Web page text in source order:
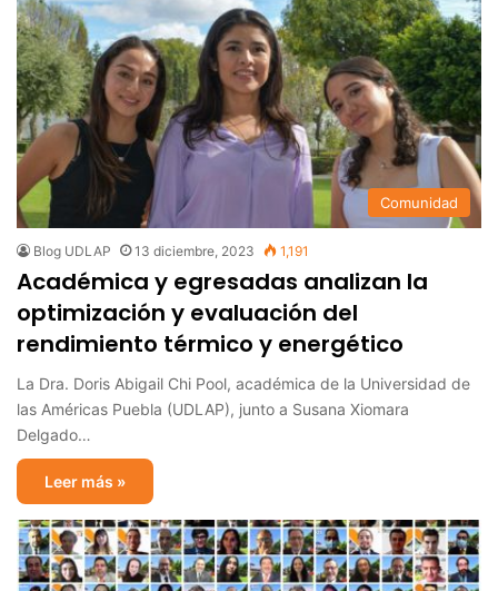
Comunidad
Blog UDLAP 13 diciembre, 2023 1,191
Académica y egresadas analizan la
optimización y evaluación del
rendimiento térmico y energético
La Dra. Doris Abigail Chi Pool, académica de la Universidad de
las Américas Puebla (UDLAP), junto a Susana Xiomara
Delgado…
Leer más »